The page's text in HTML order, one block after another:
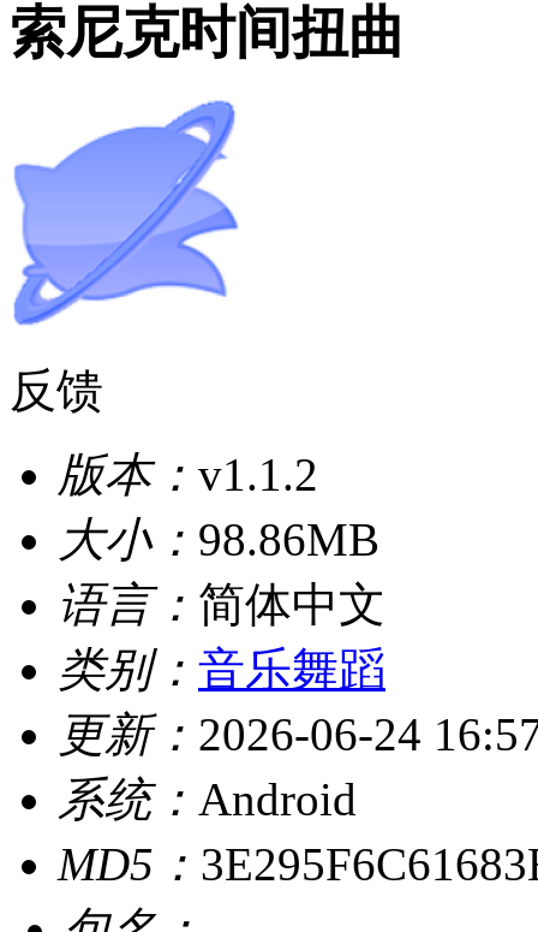
索尼克时间扭曲
反馈
版本： v1.1.2
大小： 98.86MB
语言： 简体中文
类别： 音乐舞蹈
更新： 2026-06-24
系统： Android
MD5：